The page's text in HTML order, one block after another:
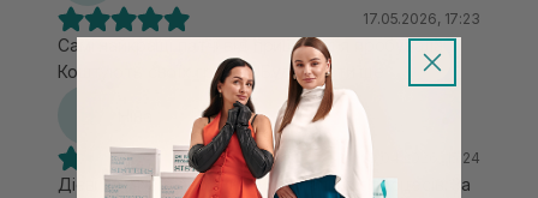
17.05.2026, 17:23
Самі найкращі патчі від прищів які я пробувала
Коштують своїх грошей!Буду брати ще
18.04.2026, 15:24
Дієві патчі від поодиноких запальних процесів. За